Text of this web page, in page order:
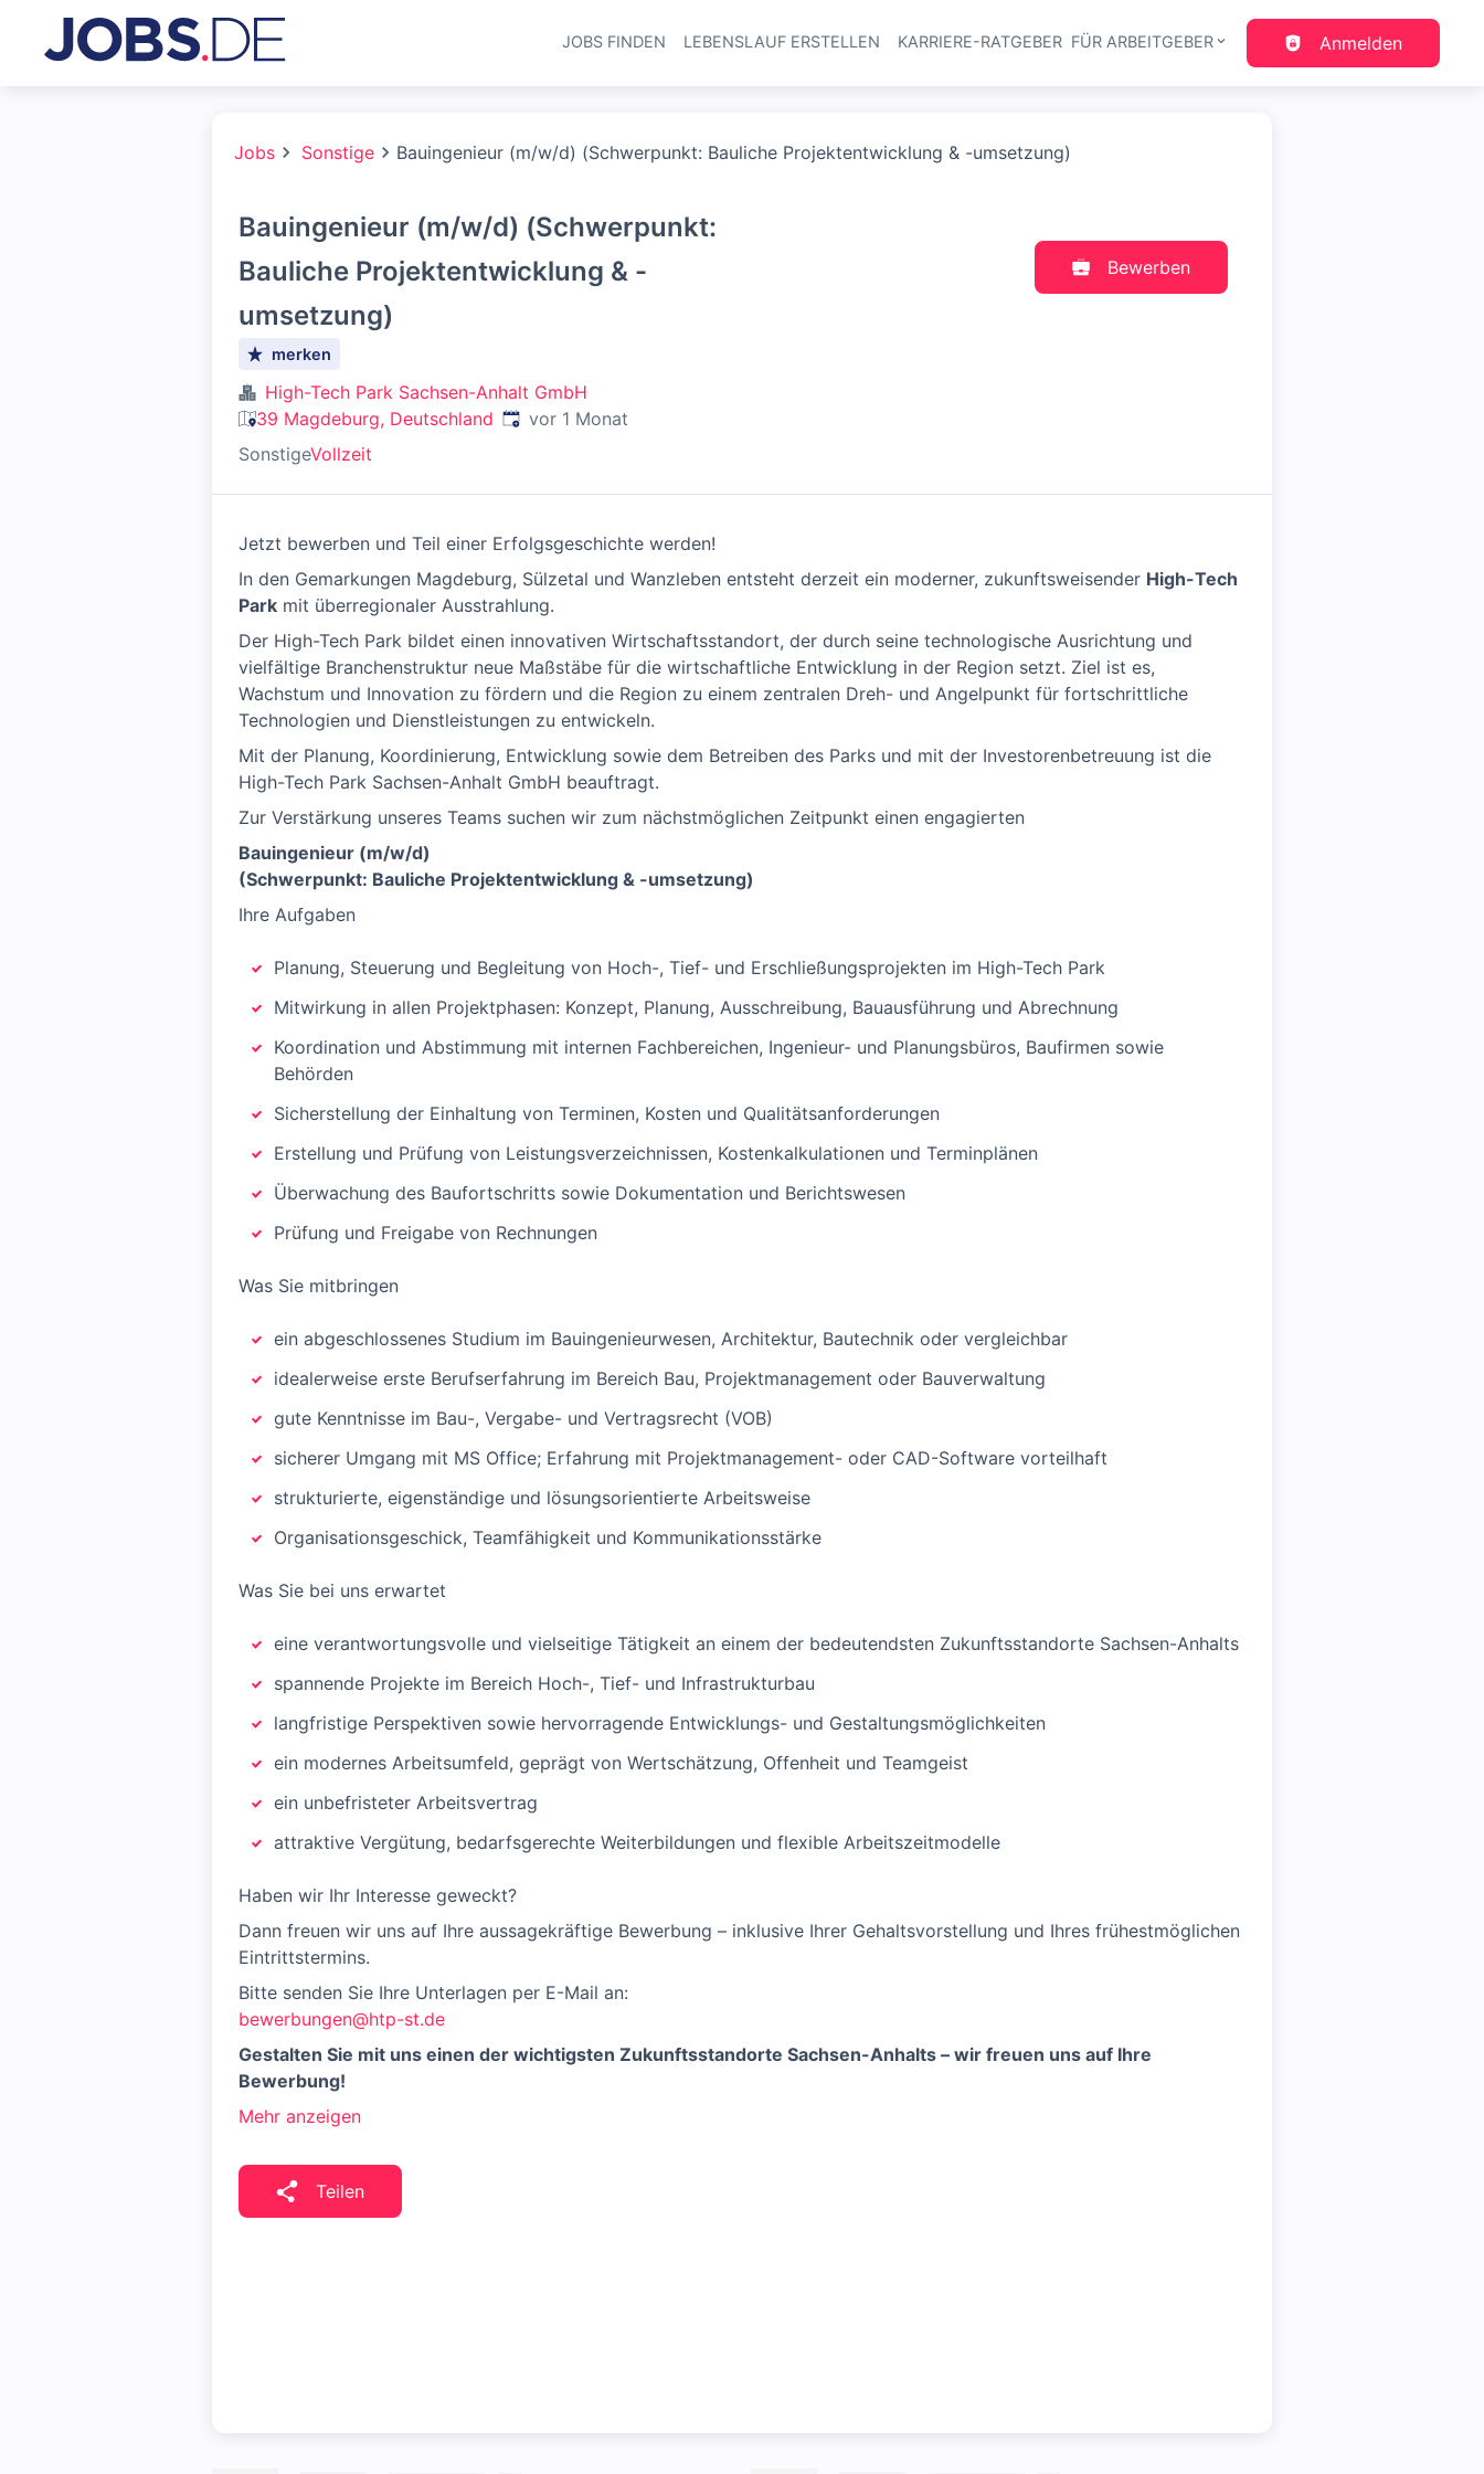
Haupt-Navigation
JOBS FINDEN LEBENSLAUF ERSTELLEN KARRIERE-RATGEBER FÜR ARBEITGEBER Anmelden
Jobs Sonstige Bauingenieur (m/w/d) (Schwerpunkt: Bauliche Projektentwicklung & -umsetzung)
Bauingenieur (m/w/d) (Schwerpunkt:
Bauliche Projektentwicklung & -
umsetzung)
merken
High-Tech Park Sachsen-Anhalt GmbH
39 Magdeburg, Deutschland Veröffentlicht:
vor 1 Monat
SonstigeVollzeit
Bewerben
Jetzt bewerben und Teil einer Erfolgsgeschichte werden!
In den Gemarkungen Magdeburg, Sülzetal und Wanzleben entsteht derzeit ein moderner, zukunftsweisender High-Tech
Park mit überregionaler Ausstrahlung.
Der High-Tech Park bildet einen innovativen Wirtschaftsstandort, der durch seine technologische Ausrichtung und
vielfältige Branchenstruktur neue Maßstäbe für die wirtschaftliche Entwicklung in der Region setzt. Ziel ist es,
Wachstum und Innovation zu fördern und die Region zu einem zentralen Dreh- und Angelpunkt für fortschrittliche
Technologien und Dienstleistungen zu entwickeln.
Mit der Planung, Koordinierung, Entwicklung sowie dem Betreiben des Parks und mit der Investorenbetreuung ist die
High-Tech Park Sachsen-Anhalt GmbH beauftragt.
Zur Verstärkung unseres Teams suchen wir zum nächstmöglichen Zeitpunkt einen engagierten
Bauingenieur (m/w/d)
(Schwerpunkt: Bauliche Projektentwicklung & -umsetzung)
Ihre Aufgaben
Planung, Steuerung und Begleitung von Hoch-, Tief- und Erschließungsprojekten im High-Tech Park
Mitwirkung in allen Projektphasen: Konzept, Planung, Ausschreibung, Bauausführung und Abrechnung
Koordination und Abstimmung mit internen Fachbereichen, Ingenieur- und Planungsbüros, Baufirmen sowie
Behörden
Sicherstellung der Einhaltung von Terminen, Kosten und Qualitätsanforderungen
Erstellung und Prüfung von Leistungsverzeichnissen, Kostenkalkulationen und Terminplänen
Überwachung des Baufortschritts sowie Dokumentation und Berichtswesen
Prüfung und Freigabe von Rechnungen
Was Sie mitbringen
ein abgeschlossenes Studium im Bauingenieurwesen, Architektur, Bautechnik oder vergleichbar
idealerweise erste Berufserfahrung im Bereich Bau, Projektmanagement oder Bauverwaltung
gute Kenntnisse im Bau-, Vergabe- und Vertragsrecht (VOB)
sicherer Umgang mit MS Office; Erfahrung mit Projektmanagement- oder CAD-Software vorteilhaft
strukturierte, eigenständige und lösungsorientierte Arbeitsweise
Organisationsgeschick, Teamfähigkeit und Kommunikationsstärke
Was Sie bei uns erwartet
eine verantwortungsvolle und vielseitige Tätigkeit an einem der bedeutendsten Zukunftsstandorte Sachsen-Anhalts
spannende Projekte im Bereich Hoch-, Tief- und Infrastrukturbau
langfristige Perspektiven sowie hervorragende Entwicklungs- und Gestaltungsmöglichkeiten
ein modernes Arbeitsumfeld, geprägt von Wertschätzung, Offenheit und Teamgeist
ein unbefristeter Arbeitsvertrag
attraktive Vergütung, bedarfsgerechte Weiterbildungen und flexible Arbeitszeitmodelle
Haben wir Ihr Interesse geweckt?
Dann freuen wir uns auf Ihre aussagekräftige Bewerbung – inklusive Ihrer Gehaltsvorstellung und Ihres frühestmöglichen
Eintrittstermins.
Bitte senden Sie Ihre Unterlagen per E-Mail an:
bewerbungen@htp-st.de
Gestalten Sie mit uns einen der wichtigsten Zukunftsstandorte Sachsen-Anhalts – wir freuen uns auf Ihre
Bewerbung!
Mehr anzeigen
Teilen